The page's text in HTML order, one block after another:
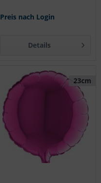
Preis nach Login
Details
23cm